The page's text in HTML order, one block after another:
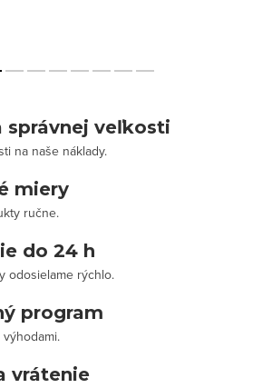
správnej veľkosti
na naše náklady.
miery
ručne.
do 24 h
odosielame rýchlo.
program
vrátenie